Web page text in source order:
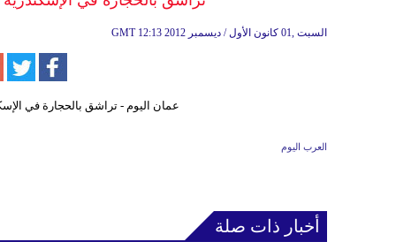
GMT 12:13 2012 السبت ,01 كانون الأول / ديسمبر
العرب اليوم
أخبار ذات صلة